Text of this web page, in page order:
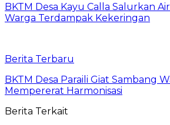
BKTM Desa Kayu Calla Salurkan
Warga Terdampak Kekeringan
Berita Terbaru
BKTM Desa Paraili Giat Sambang
Mempererat Harmonisasi
Berita Terkait